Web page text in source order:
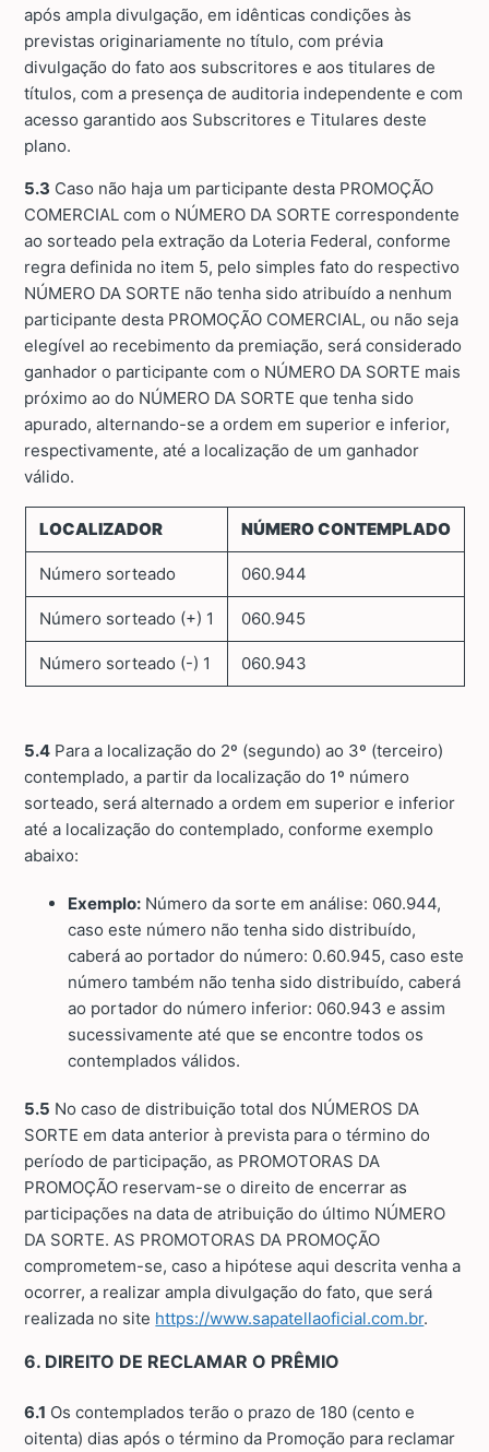
após ampla divulgação, em idênticas condições às
previstas originariamente no título, com prévia
divulgação do fato aos subscritores e aos titulares de
títulos, com a presença de auditoria independente e com
acesso garantido aos Subscritores e Titulares deste
plano.
5.3 Caso não haja um participante desta PROMOÇÃO
COMERCIAL com o NÚMERO DA SORTE correspondente
ao sorteado pela extração da Loteria Federal, conforme
regra definida no item 5, pelo simples fato do respectivo
NÚMERO DA SORTE não tenha sido atribuído a nenhum
participante desta PROMOÇÃO COMERCIAL, ou não seja
elegível ao recebimento da premiação, será considerado
ganhador o participante com o NÚMERO DA SORTE mais
próximo ao do NÚMERO DA SORTE que tenha sido
apurado, alternando-se a ordem em superior e inferior,
respectivamente, até a localização de um ganhador
válido.
LOCALIZADOR NÚMERO CONTEMPLADO
Número sorteado 060.944
Número sorteado (+) 1 060.945
Número sorteado (-) 1 060.943
5.4 Para a localização do 2º (segundo) ao 3º (terceiro)
contemplado, a partir da localização do 1º número
sorteado, será alternado a ordem em superior e inferior
até a localização do contemplado, conforme exemplo
abaixo:
Exemplo: Número da sorte em análise: 060.944,
caso este número não tenha sido distribuído,
caberá ao portador do número: 0.60.945, caso este
número também não tenha sido distribuído, caberá
ao portador do número inferior: 060.943 e assim
sucessivamente até que se encontre todos os
contemplados válidos.
5.5 No caso de distribuição total dos NÚMEROS DA
SORTE em data anterior à prevista para o término do
período de participação, as PROMOTORAS DA
PROMOÇÃO reservam-se o direito de encerrar as
participações na data de atribuição do último NÚMERO
DA SORTE. AS PROMOTORAS DA PROMOÇÃO
comprometem-se, caso a hipótese aqui descrita venha a
ocorrer, a realizar ampla divulgação do fato, que será
realizada no site https://www.sapatellaoficial.com.br.
6. DIREITO DE RECLAMAR O PRÊMIO
6.1 Os contemplados terão o prazo de 180 (cento e
oitenta) dias após o término da Promoção para reclamar